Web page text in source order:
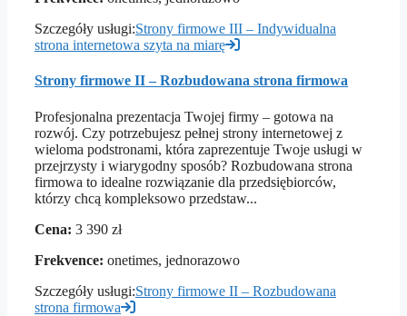
Szczegóły usługi:Strony firmowe III – Indywidualna
strona internetowa szyta na miarę
Strony firmowe II – Rozbudowana strona firmowa
Profesjonalna prezentacja Twojej firmy – gotowa na
rozwój. Czy potrzebujesz pełnej strony internetowej z
wieloma podstronami, która zaprezentuje Twoje usługi w
przejrzysty i wiarygodny sposób? Rozbudowana strona
firmowa to idealne rozwiązanie dla przedsiębiorców,
którzy chcą kompleksowo przedstaw...
Cena: 3 390 zł
Frekvence: onetimes, jednorazowo
Szczegóły usługi:Strony firmowe II – Rozbudowana
strona firmowa